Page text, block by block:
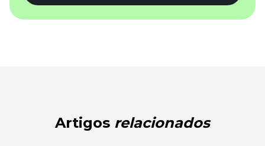
Artigos relacionados